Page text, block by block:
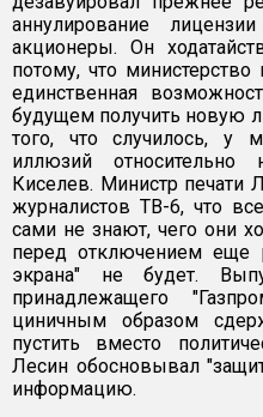
аннулирование
акционеры. Он
потому, что
единственная
будущем получить новую
того, что случилось, у
иллюзий
Киселев. Министр печати
журналистов TВ-6, что
сами не знают, чего они
перед отключением еще
экрана" не будет.
принадлежащего
циничным образом
пустить вместо
Лесин обосновывал
информацию.